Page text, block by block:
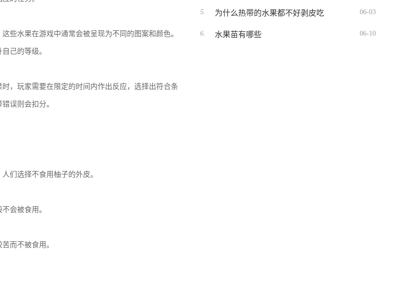
些水果在游戏中通常会被呈现为不同的图案和颜色。
己的等级。
，玩家需要在限定的时间内作出反应，选择出符合条
误则会扣分。
们选择不食用柚子的外皮。
会被食用。
而不被食用。
5. 为什么热带的水果都不好剥皮吃 06-03
6. 水果苗有哪些 06-10